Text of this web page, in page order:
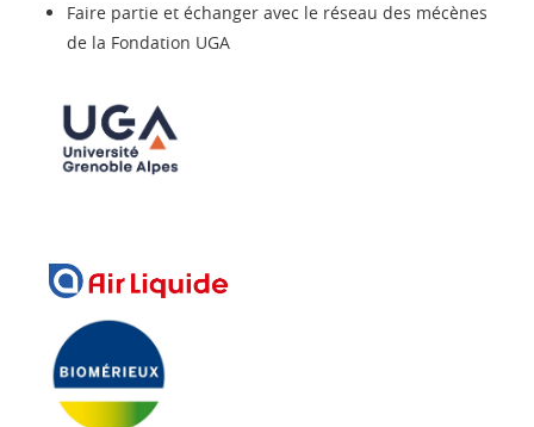
Faire partie et échanger avec le réseau des mécènes
de la Fondation UGA